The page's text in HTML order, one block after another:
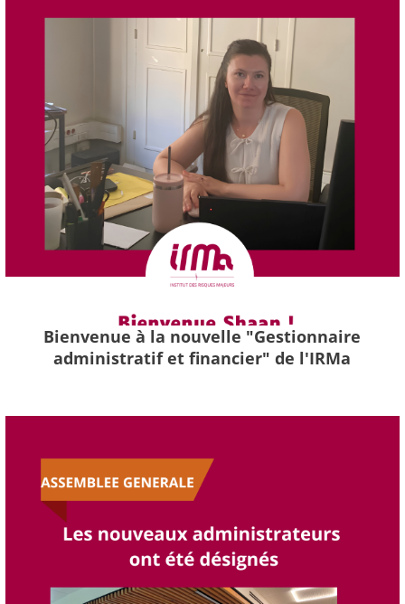
Bienvenue à la nouvelle "Gestionnaire
administratif et financier" de l'IRMa